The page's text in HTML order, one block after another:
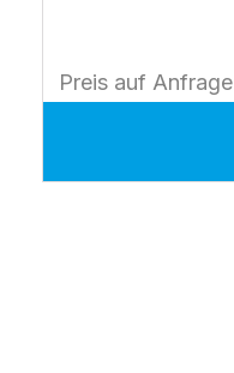
Preis auf Anfrage